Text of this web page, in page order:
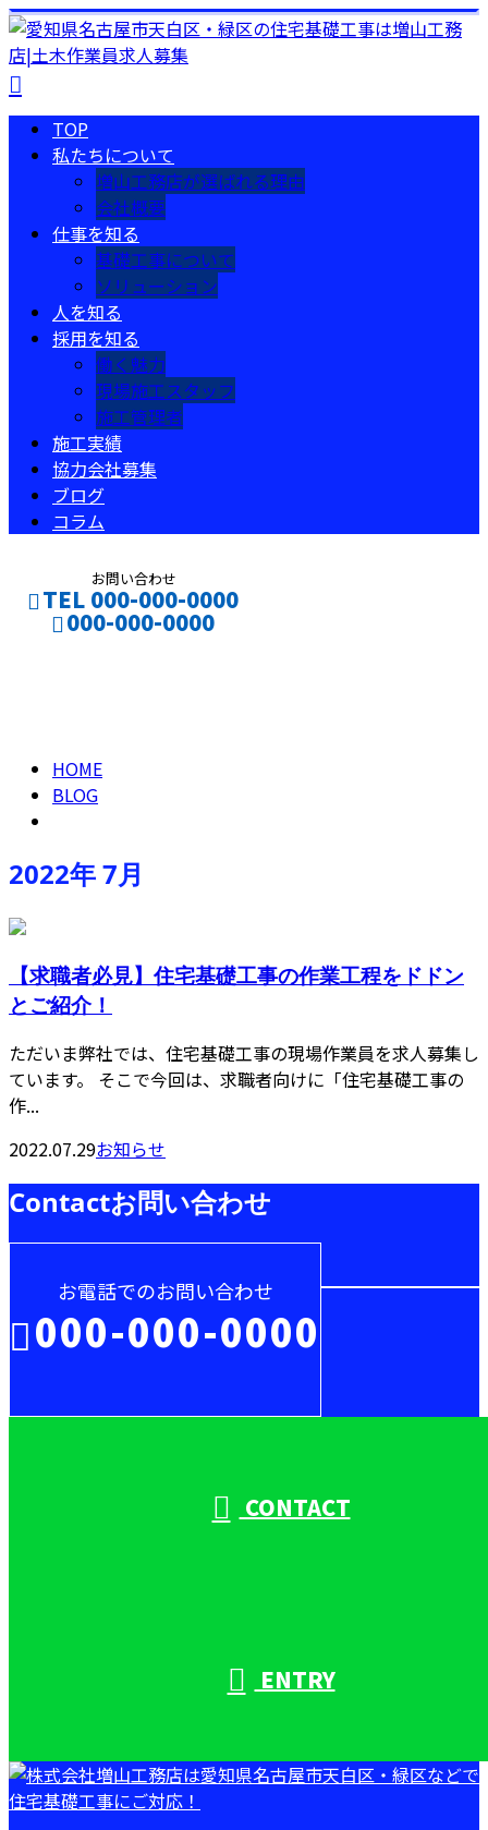
TOP
私たちについて
増山工務店が選ばれる理由
会社概要
仕事を知る
基礎工事について
ソリューション
人を知る
採用を知る
働く魅力
現場施工スタッフ
施工管理者
施工実績
協力会社募集
ブログ
コラム
お問い合わせ
TEL 000-000-0000
000-000-0000
HOME
BLOG
2022年 7月
【求職者必見】住宅基礎工事の作業工程をドドン
とご紹介！
ただいま弊社では、住宅基礎工事の現場作業員を求人募集し
ています。 そこで今回は、求職者向けに「住宅基礎工事の
作...
2022.07.29お知らせ
Contactお問い合わせ
お電話でのお問い合わせ
000-000-0000
CONTACT
ENTRY